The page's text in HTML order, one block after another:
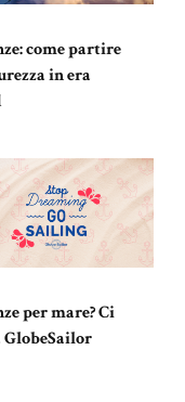
come partire
in era
per mare? Ci
GlobeSailor